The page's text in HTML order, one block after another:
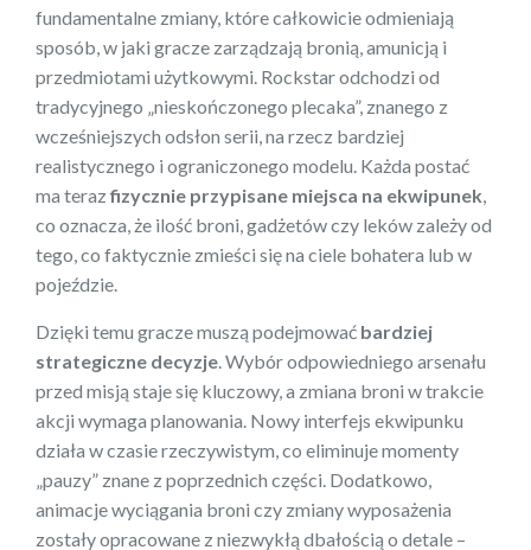
fundamentalne zmiany, które całkowicie odmieniają
sposób, w jaki gracze zarządzają bronią, amunicją i
przedmiotami użytkowymi. Rockstar odchodzi od
tradycyjnego „nieskończonego plecaka”, znanego z
wcześniejszych odsłon serii, na rzecz bardziej
realistycznego i ograniczonego modelu. Każda postać
ma terazfizycznie przypisane miejsca na ekwipunek
co oznacza, że ilość broni, gadżetów czy leków zależy od
tego, co faktycznie zmieści się na ciele bohatera lub w
pojeździe.
Dzięki temu gracze muszą podejmować bardziej
strategiczne decyzje . Wybór odpowiedniego arsenału
przed misją staje się kluczowy, a zmiana broni w trakcie
akcji wymaga planowania. Nowy interfejs ekwipunku
działa w czasie rzeczywistym, co eliminuje momenty
„pauzy” znane z poprzednich części. Dodatkowo,
animacje wyciągania broni czy zmiany wyposażenia
zostały opracowane z niezwykłą dbałością o detale –